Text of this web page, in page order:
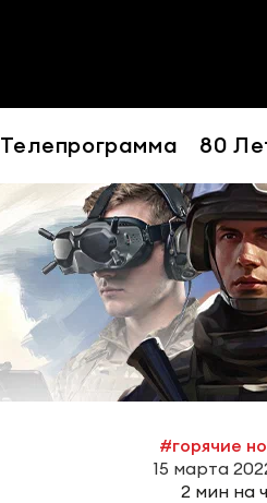
Телепрограмма 80
#горячие
15 марта
2 мин на